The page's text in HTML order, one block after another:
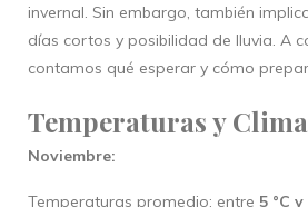
invernal. Sin embargo, también
días cortos y posibilidad de lluvia. A
contamos qué esperar y cómo
Temperaturas y
Noviembre:
Temperaturas promedio: entre 5 °C y